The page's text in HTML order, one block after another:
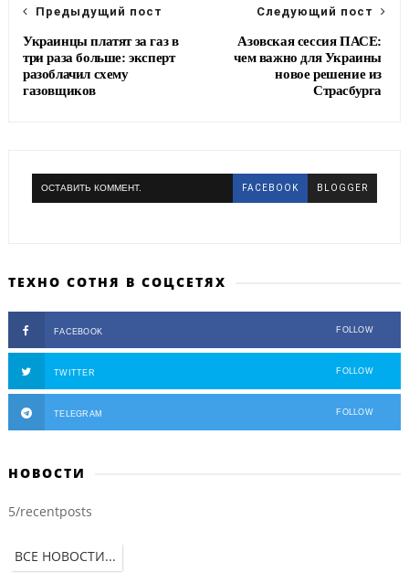
Следующий пост
Азовская сессия ПАСЕ:
чем важно для Украины
новое решение из
Страсбурга
Предыдущий пост
Украинцы платят за газ в
три раза больше: эксперт
разоблачил схему
газовщиков
ОСТАВИТЬ КОММЕНТ. FACEBOOK BLOGGER
ТЕХНО СОТНЯ В СОЦСЕТЯХ
FACEBOOK FOLLOW
TWITTER FOLLOW
TELEGRAM FOLLOW
НОВОСТИ
5/recentposts
ВСЕ НОВОСТИ...